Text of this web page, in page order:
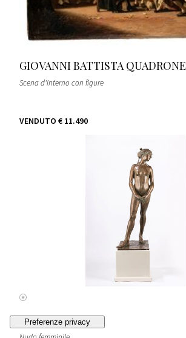
GIOVANNI BATTISTA QUADRONE
Scena d'interno con figure
VENDUTO € 11.490
EROS PELLINI